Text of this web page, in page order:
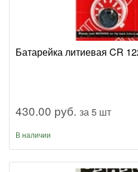
Батарейка литиевая CR
430.00 руб. за 5 шт
В наличии